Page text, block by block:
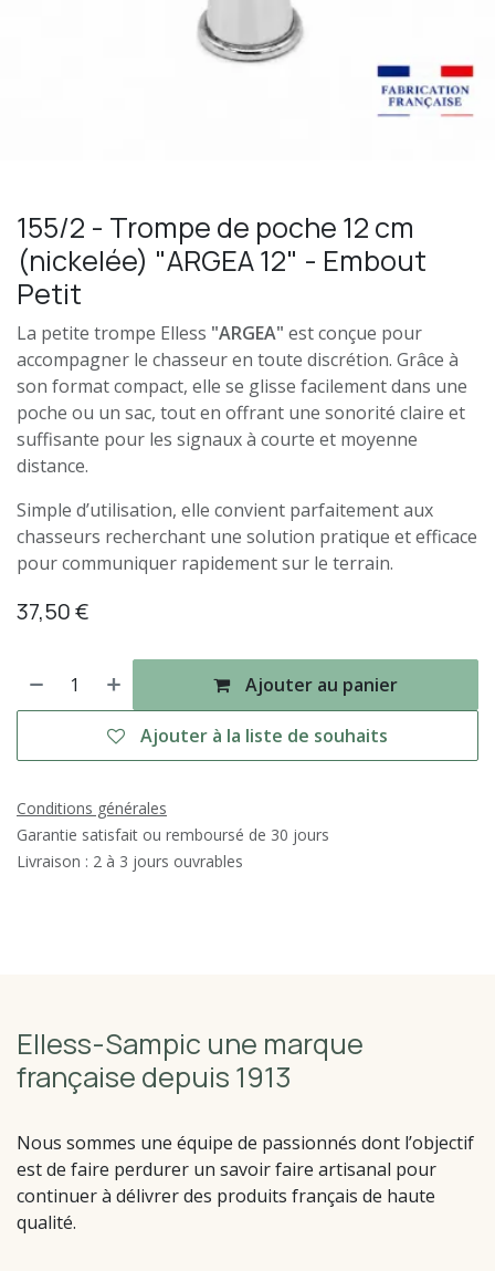
155/2 - Trompe de poche 12 cm
(nickelée) "ARGEA 12" - Embout
Petit
La petite trompe Elless "ARGEA" est conçue pour
accompagner le chasseur en toute discrétion. Grâce à
son format compact, elle se glisse facilement dans une
poche ou un sac, tout en offrant une sonorité claire et
suffisante pour les signaux à courte et moyenne
distance.
Simple d’utilisation, elle convient parfaitement aux
chasseurs recherchant une solution pratique et efficace
pour communiquer rapidement sur le terrain.
37,50€
Ajouter au panier
Ajouter à la liste de souhaits
Conditions générales
Garantie satisfait ou remboursé de 30 jours
Livraison : 2 à 3 jours ouvrables
Elless-Sampic une marque
française depuis 1913
Nous sommes une équipe de passionnés dont l’objectif
est de faire perdurer un savoir faire artisanal pour
continuer à délivrer des produits français de haute
qualité.